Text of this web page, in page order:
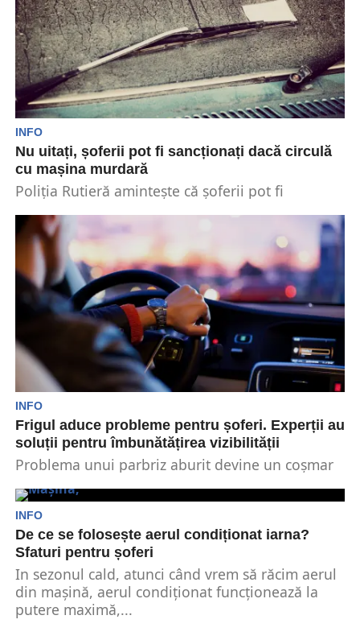
INFO
Nu uitați, șoferii pot fi sancționați dacă circulă
cu mașina murdară
Poliția Rutieră amintește că șoferii pot fi
Codul rutier interzice...
INFO
Frigul aduce probleme pentru șoferi. Experții au
soluții pentru îmbunătățirea vizibilității
Problema unui parbriz aburit devine un coșmar
frigul....
INFO
De ce se folosește aerul condiționat iarna?
Sfaturi pentru șoferi
In sezonul cald, atunci când vrem să răcim aerul
din mașină, aerul condiționat funcționează la
putere maximă,...